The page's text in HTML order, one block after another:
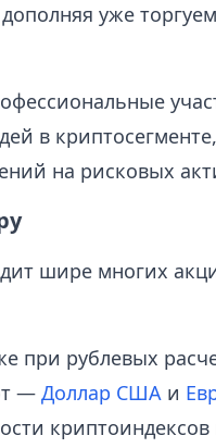
уже
в
на рисковых
шире многих
при рублевых
— Доллар СШАи
криптоиндексов